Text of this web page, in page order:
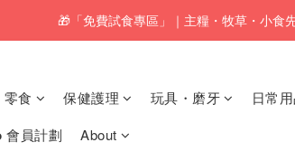
🚚訂單折實$350以上即可享本地包
🎁「免費試食專區」｜主糧・牧草・小食
零食 保健護理 玩具・磨牙 日常
員計劃
About